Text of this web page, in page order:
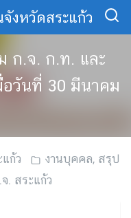
งหวัดสระแก้ว
ก.จ. ก.ท. และ
วันที่ 30 มีนาคม
ก้ว งานบุคคล, สรุป
. สระแก้ว